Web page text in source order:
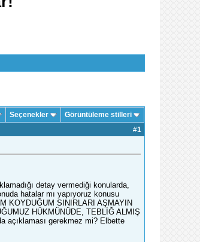
Seçenekler Görüntüleme stilleri
#1
detay vermediği konularda,
hatalar mı yapıyoruz konusu
KOYDUĞUM SINIRLARI AŞMAYIN
HÜKMÜNÜDE, TEBLİĞ ALMIŞ
açıklaması gerekmez mi? Elbette